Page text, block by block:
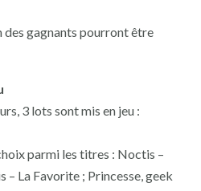
des gagnants pourront être
3 lots sont mis en jeu :
parmi les titres : Noctis –
– La Favorite ; Princesse, geek